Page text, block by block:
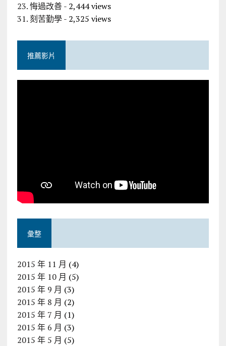
23. 悔過改善- 2,444 views
31. 刻苦勤學- 2,325 views
推薦影片
彙整
2015 年 11 月 (4)
2015 年 10 月 (5)
2015 年 9 月 (3)
2015 年 8 月 (2)
2015 年 7 月 (1)
2015 年 6 月 (3)
2015 年 5 月 (5)